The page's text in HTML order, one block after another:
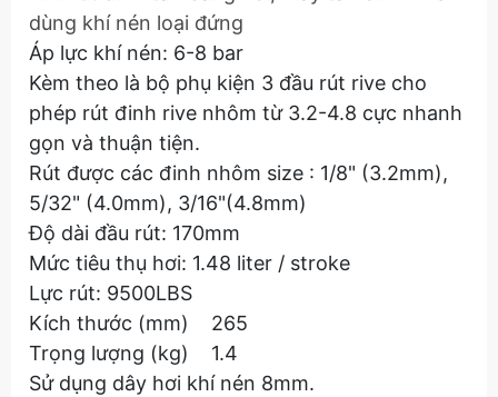
dùng khí nén loại đứng
Áp lực khí nén: 6-8 bar
Kèm theo là bộ phụ kiện 3 đầu rút rive cho
phép rút đinh rive nhôm từ 3.2-4.8 cực nhanh
gọn và thuận tiện.
Rút được các đinh nhôm size : 1/8" (3.2mm),
5/32" (4.0mm), 3/16"(4.8mm)
Độ dài đầu rút: 170mm
Mức tiêu thụ hơi: 1.48 liter / stroke
Lực rút: 9500LBS
Kích thước (mm) 265
Trọng lượng (kg) 1.4
Sử dụng dây hơi khí nén 8mm.